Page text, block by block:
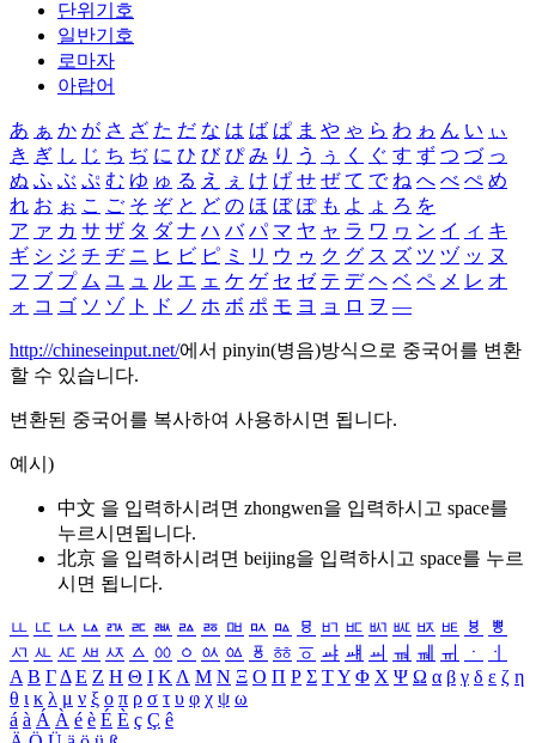
단위기호
일반기호
로마자
아랍어
あ ぁ か が さ ざ た だ な は ば ぱ ま や ゃ ら わ ゎ ん い ぃ
き ぎ し じ ち ぢ に ひ び ぴ み り う ぅ く ぐ す ず つ づ っ
ぬ ふ ぶ ぷ む ゆ ゅ る え ぇ け げ せ ぜ て で ね へ べ ぺ め
れ お ぉ こ ご そ ぞ と ど の ほ ぼ ぽ も よ ょ ろ を
ア ァ カ サ ザ タ ダ ナ ハ バ パ マ ヤ ャ ラ ワ ヮ ン イ ィ キ
ギ シ ジ チ ヂ ニ ヒ ビ ピ ミ リ ウ ゥ ク グ ス ズ ツ ヅ ッ ヌ
フ ブ プ ム ユ ュ ル エ ェ ケ ゲ セ ゼ テ デ ヘ ベ ペ メ レ オ
ォ コ ゴ ソ ゾ ト ド ノ ホ ボ ポ モ ヨ ョ ロ ヲ ―
http://chineseinput.net/에서 pinyin(병음)방식으로 중국어를 변환
할 수 있습니다.
변환된 중국어를 복사하여 사용하시면 됩니다.
예시)
中文 을 입력하시려면 zhongwen을 입력하시고 space를
누르시면됩니다.
北京 을 입력하시려면 beijing을 입력하시고 space를 누르
시면 됩니다.
ㅥ ㅦ ㅧ ㅨ ㅩ ㅪ ㅫ ㅬ ㅭ ㅮ ㅯ ㅰ ㅱ ㅲ ㅳ ㅴ ㅵ ㅶ ㅷ ㅸ
ㅹ
ㅺ ㅻ ㅼ ㅽ ㅾ ㅿ ㆀ ㆁ ㆂ ㆃ ㆄ ㆅ ㆆ ㆇ ㆈ ㆉ ㆊ ㆋ ㆌ ㆍ
ㆎ
Α Β ΓΔ Ε Ζ Η Θ Ι ΚΛ Μ Ν Ξ Ο Π Ρ Σ ΤΥ Φ Χ Ψ Ω α β γ δ ε ζ η
θ ι κ λ μ ν ξ ο π ρ σ τ υ φ χ ψ ω
á à Á À é è É È ç Ç ê